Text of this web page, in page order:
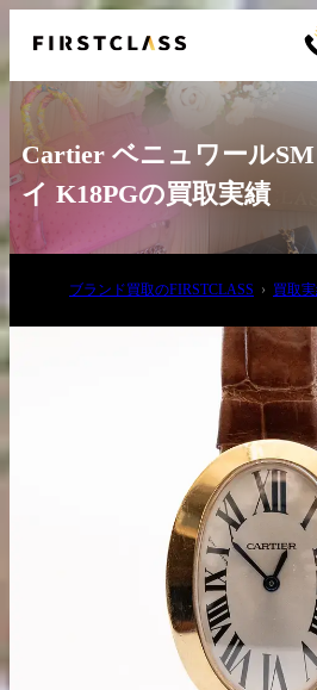
03-6908-5890
出張買取の
Cartier ベニュワール
イ K18PGの買取実績
ブランド買取のFIRSTCLASS 買取